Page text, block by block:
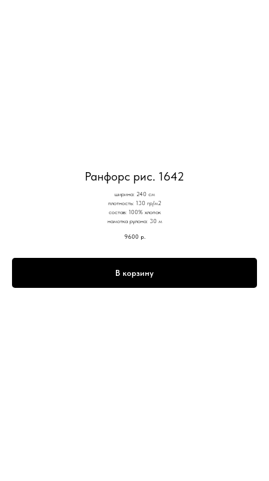
Ранфорс рис. 1642
ширина: 240 см
плотность: 130 гр/м2
состав: 100% хлопок
намотка рулона: 30 м
9600 р.
В корзину